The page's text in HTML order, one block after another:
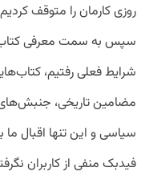
روزی کارمان را متوقف
سپس به سمت معرفی
شرایط فعلی رفتیم،
مضامین تاریخی،
سیاسی و این تنها اقبال ما
فیدبک منفی از کاربران